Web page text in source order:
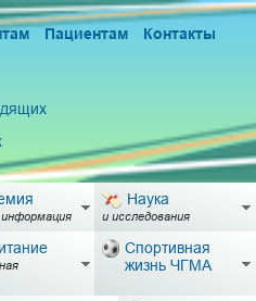
Пациентам
Контакты
Наука
и исследования
Спортивная
жизнь ЧГМА